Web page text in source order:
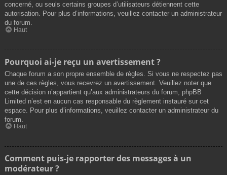
concerné, ou seuls certains groupes d’utilisateurs détiennent cette
autorisation. Pour plus d’informations, veuillez contacter un administrateur
du forum.
Haut
Pourquoi ai-je reçu un avertissement ?
Chaque forum a son propre ensemble de règles. Si vous ne respectez pas
une de ces règles, vous recevrez un avertissement. Veuillez noter que
cette décision n’appartient qu’aux administrateurs du forum, phpBB
Limited n’est en aucun cas responsable du règlement instauré sur cet
espace. Pour plus d’informations, veuillez contacter un administrateur du
forum.
Haut
Comment puis-je rapporter des messages à un
modérateur ?